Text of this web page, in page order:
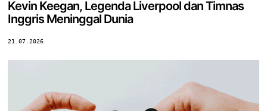
Kevin Keegan, Legenda Liverpool dan Timnas
Inggris Meninggal Dunia
21.07.2026